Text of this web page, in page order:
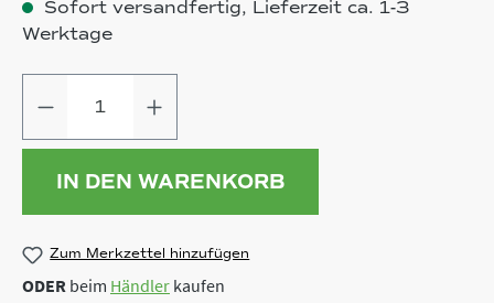
Sofort versandfertig, Lieferzeit ca. 1-3
Werktage
IN DEN WARENKORB
Zum Merkzettel hinzufügen
ODER beim Händler kaufen